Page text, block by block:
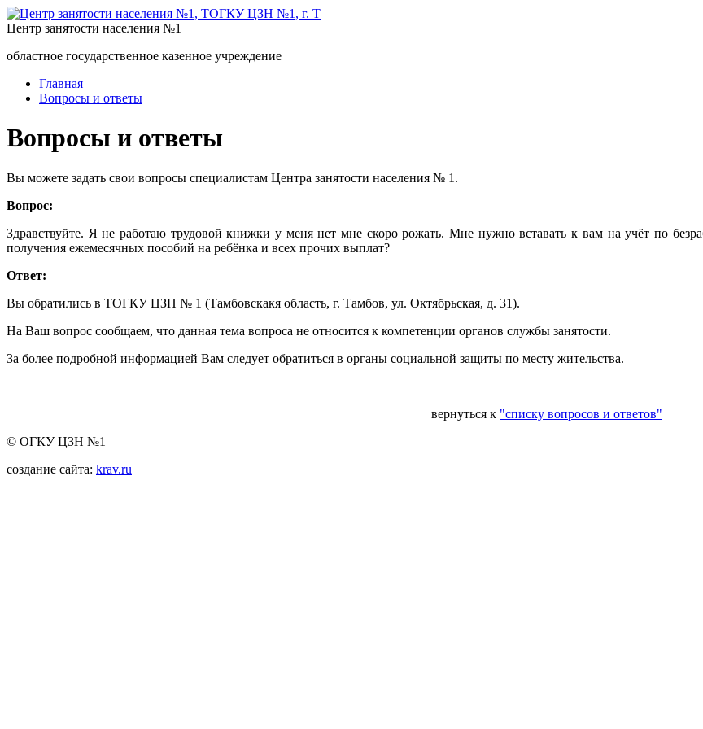
Центр занятости населения №1
областное государственное казенное учреждение
Главная
Вопросы и ответы
Вопросы и ответы
Вы можете задать свои вопросы специалистам Центра занятости населения № 1.
Вопрос:
Здравствуйте. Я не работаю трудовой книжки у меня нет мне скоро рожать. Мне нужно вставать к вам на учёт по
получения ежемесячных пособий на ребёнка и всех прочих выплат?
Ответ:
Вы обратились в ТОГКУ ЦЗН № 1 (Тамбовскакя область, г. Тамбов, ул. Октябрьская, д. 31).
На Ваш вопрос сообщаем, что данная тема вопроса не относится к компетенции органов службы занятости.
За более подробной информацией Вам следует обратиться в органы социальной защиты по месту жительства.
вернуться к "списку вопросов и ответов"
© ОГКУ ЦЗН №1
создание сайта: krav.ru